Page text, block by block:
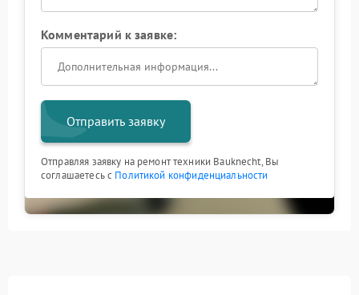
Комментарий к заявке:
Отправить заявку
Отправляя заявку на ремонт техники Bauknecht, Вы
соглашаетесь с Политикой конфиденциальности